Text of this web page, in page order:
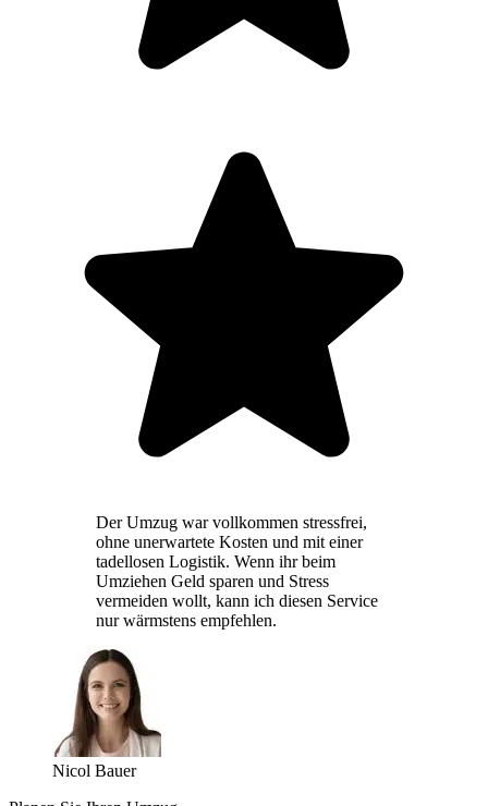
Der Umzug war vollkommen stressfrei,
ohne unerwartete Kosten und mit einer
tadellosen Logistik. Wenn ihr beim
Umziehen Geld sparen und Stress
vermeiden wollt, kann ich diesen Service
nur wärmstens empfehlen.
Nicol Bauer